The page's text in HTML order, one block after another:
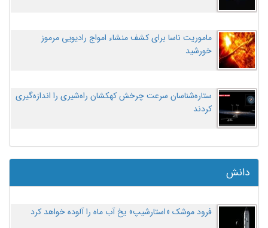
ماموریت ناسا برای کشف منشاء امواج رادیویی مرموز
خورشید
ستاره‌شناسان سرعت چرخش کهکشان راه‌شیری را اندازه‌گیری
کردند
دانش
فرود موشک «استارشیپ» یخ آب ماه را آلوده خواهد کرد